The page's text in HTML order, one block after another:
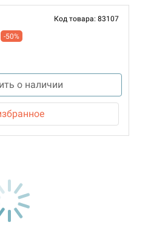
Код товара: 83107
-50%
о наличии